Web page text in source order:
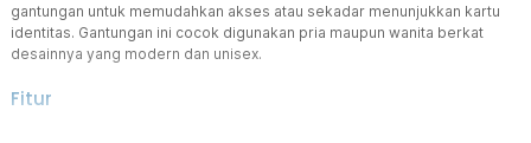
gantungan untuk memudahkan akses atau sekadar menunjukkan kartu
identitas. Gantungan ini cocok digunakan pria maupun wanita berkat
desainnya yang modern dan unisex.
Fitur